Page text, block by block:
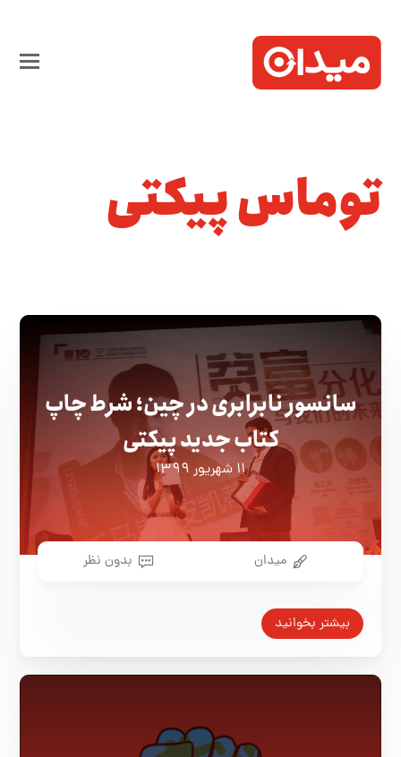
توماس پیکتی
سانسور نابرابری در چین؛ شرط چاپ
کتاب جدید پیکتی
۱۱ شهریور ۱۳۹۹
میدان بدون نظر
بیشتر بخوانید